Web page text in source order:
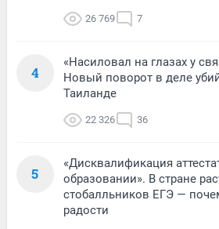
26 769 7
4
«Насиловал на глазах у
Новый поворот в деле
Таиланде
22 326 36
5
«Дисквалификация
образовании». В стране
стобалльников ЕГЭ —
радости